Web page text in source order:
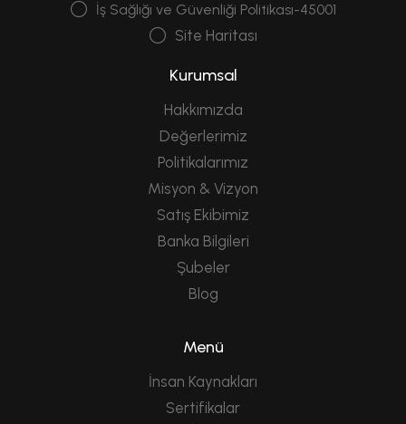
İş Sağlığı ve Güvenliği Politikası-45001
Site Haritası
Kurumsal
Hakkımızda
Değerlerimiz
Politikalarımız
Misyon & Vizyon
Satış Ekibimiz
Banka Bilgileri
Şubeler
Blog
Menü
İnsan Kaynakları
Sertifikalar